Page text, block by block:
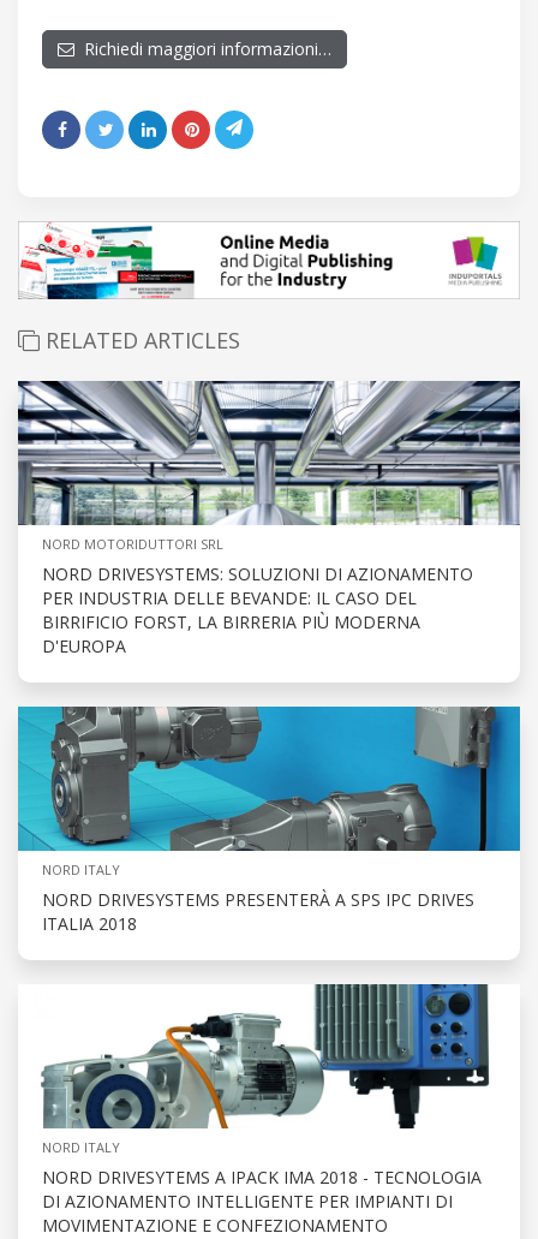
Richiedi maggiori informazioni…
RELATED ARTICLES
NORD MOTORIDUTTORI SRL
NORD DRIVESYSTEMS: SOLUZIONI DI AZIONAMENTO
PER INDUSTRIA DELLE BEVANDE: IL CASO DEL
BIRRIFICIO FORST, LA BIRRERIA PIÙ MODERNA
D'EUROPA
NORD ITALY
NORD DRIVESYSTEMS PRESENTERÀ A SPS IPC DRIVES
ITALIA 2018
NORD ITALY
NORD DRIVESYTEMS A IPACK IMA 2018 - TECNOLOGIA
DI AZIONAMENTO INTELLIGENTE PER IMPIANTI DI
MOVIMENTAZIONE E CONFEZIONAMENTO